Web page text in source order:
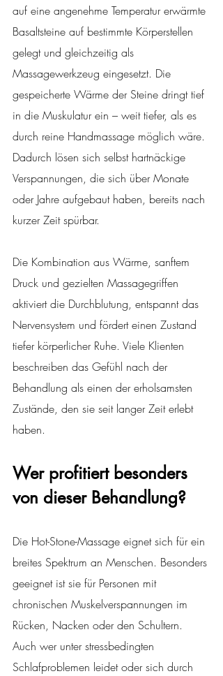
auf eine angenehme Temperatur erwärmte
Basaltsteine auf bestimmte Körperstellen
gelegt und gleichzeitig als
Massagewerkzeug eingesetzt. Die
gespeicherte Wärme der Steine dringt tief
in die Muskulatur ein – weit tiefer, als es
durch reine Handmassage möglich wäre.
Dadurch lösen sich selbst hartnäckige
Verspannungen, die sich über Monate
oder Jahre aufgebaut haben, bereits nach
kurzer Zeit spürbar.
Die Kombination aus Wärme, sanftem
Druck und gezielten Massagegriffen
aktiviert die Durchblutung, entspannt das
Nervensystem und fördert einen Zustand
tiefer körperlicher Ruhe. Viele Klienten
beschreiben das Gefühl nach der
Behandlung als einen der erholsamsten
Zustände, den sie seit langer Zeit erlebt
haben.
Wer profitiert besonders
von dieser Behandlung?
Die Hot-Stone-Massage eignet sich für ein
breites Spektrum an Menschen. Besonders
geeignet ist sie für Personen mit
chronischen Muskelverspannungen im
Rücken, Nacken oder den Schultern.
Auch wer unter stressbedingten
Schlafproblemen leidet oder sich durch